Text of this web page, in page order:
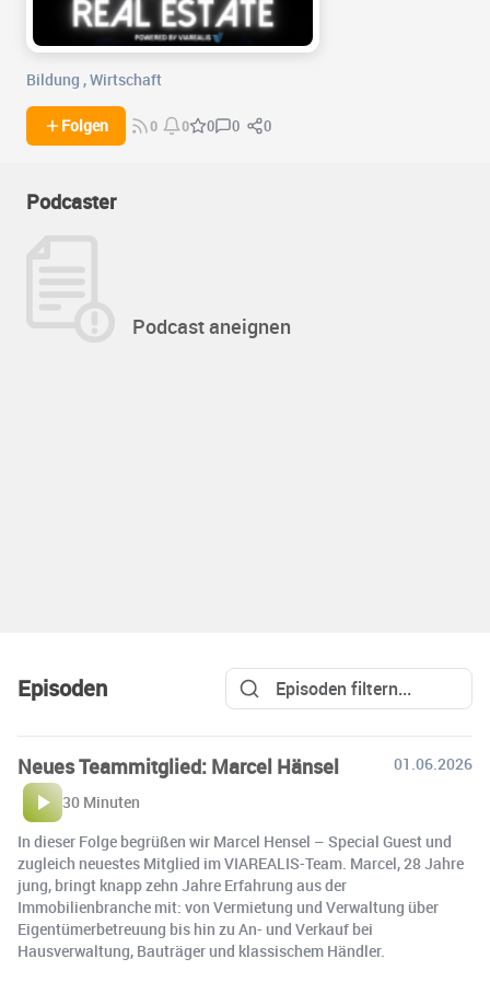
Bildung ,Wirtschaft
Folgen 0 0 0 0 0
Podcaster
Podcast aneignen
Episoden
Neues Teammitglied: Marcel Hänsel
01.06.2026
30 Minuten
In dieser Folge begrüßen wir Marcel Hensel – Special Guest und
zugleich neuestes Mitglied im VIAREALIS-Team. Marcel, 28 Jahre
jung, bringt knapp zehn Jahre Erfahrung aus der
Immobilienbranche mit: von Vermietung und Verwaltung über
Eigentümerbetreuung bis hin zu An- und Verkauf bei
Hausverwaltung, Bauträger und klassischem Händler.